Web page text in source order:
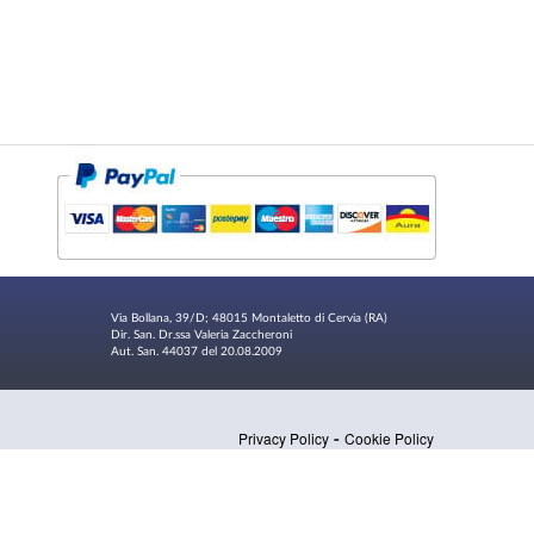
Via Bollana, 39/D; 48015 Montaletto di Cervia (RA)
Dir. San. Dr.ssa Valeria Zaccheroni
Aut. San. 44037 del 20.08.2009
Privacy Policy -Cookie Policy